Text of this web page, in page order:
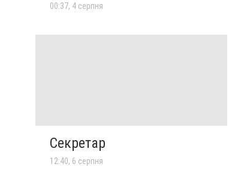
00:37, 4 серпня
Секретар
12:40, 6 серпня